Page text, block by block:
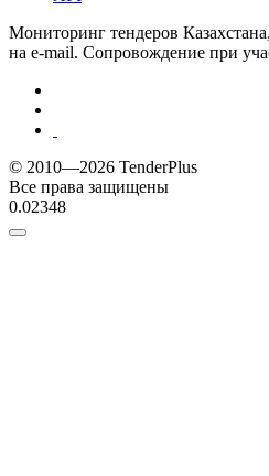
Мониторинг тендеров
на e-mail. Сопровождение при
© 2010—2026 TenderPlus
Все права защищены
0.02348